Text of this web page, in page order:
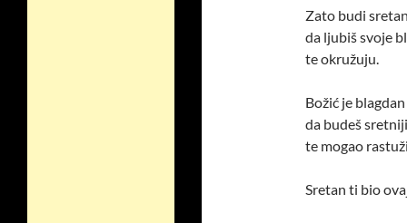
Zato budi
da ljubiš svoje
te okružuju.
Božić je
da budeš
te mogao
Sretan ti bio